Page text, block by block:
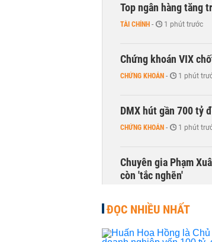
Top ngân hàng tăng
TÀI CHÍNH - 1 phút trước
Chứng khoán VIX
CHỨNG KHOÁN - 1 phút
DMX hút gần 700 tỷ
CHỨNG KHOÁN - 1 phút
Chuyên gia Phạm
còn 'tắc nghẽn'
ĐỌC NHIỀU NHẤT